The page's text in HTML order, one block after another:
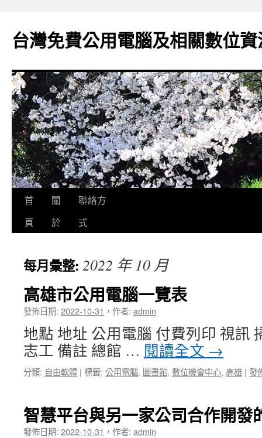
主
要
容
台灣免費公用電腦及相關數位
首
頁
關
於
聯絡方
式
每月彙整: 2022 年 10 月
高雄市公用電腦一覽表
發佈日期: 2022-10-31 ， 作者: admin
地點 地址 公用電腦 付費列印 視訊
志工 備註 總館 … 閱讀全文 →
分類: 自由軟體 | 標籤: 公用電腦, 圖書館, 數位機會中心, 高雄 | 發
智慧平台與另一家公司合作開發
發佈日期: 2022-10-31 ， 作者: admin